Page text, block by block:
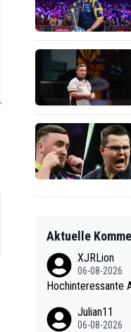
Aktuelle
XJRLion
06-08-2026
Hochinteressante
Julian11
06-08-2026